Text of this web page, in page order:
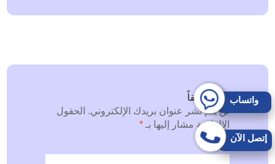
اترك تعليقاً
لن يتم نشر عنوان بريدك الإلكتروني. الحقول
الإلزامية مشار إليها بـ*
التعليق * إتصل الآن
واتساب